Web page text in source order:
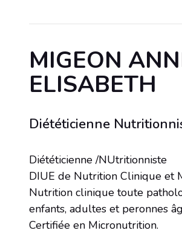
MIGEON
ELISABETH
Diététicienne
Diététicienne /NUtritionniste
DIUE de Nutrition Clinique et
Nutrition clinique toute
enfants, adultes et peronnes
Certifiée en Micronutrition.